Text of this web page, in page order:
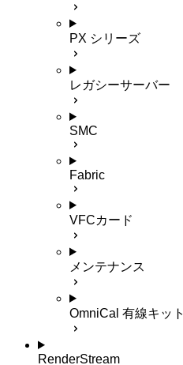
PX シリーズ
レガシーサーバー
SMC
Fabric
VFCカード
メンテナンス
OmniCal 有線キット
RenderStream